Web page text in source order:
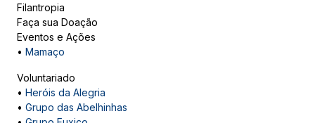
Filantropia
Faça sua Doação
Eventos e Ações
• Mamaço
Voluntariado
• Heróis da Alegria
• Grupo das Abelhinhas